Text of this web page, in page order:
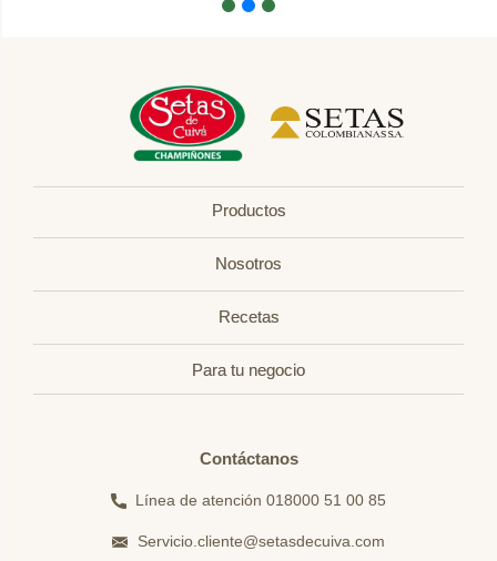
Productos
Nosotros
Recetas
Para tu negocio
Contáctanos
Línea de atención 018000 51 00 85
Servicio.cliente@setasdecuiva.com